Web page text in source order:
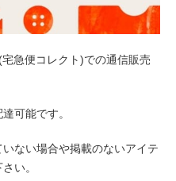
急便コレクト)での通信販売
可能です。
ない場合や掲載のないアイテ
い。